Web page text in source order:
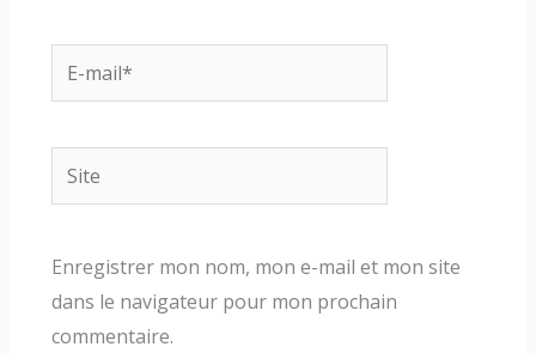
mail*
Site
Enregistrer mon nom, mon e-mail et mon site
dans le navigateur pour mon prochain
commentaire.